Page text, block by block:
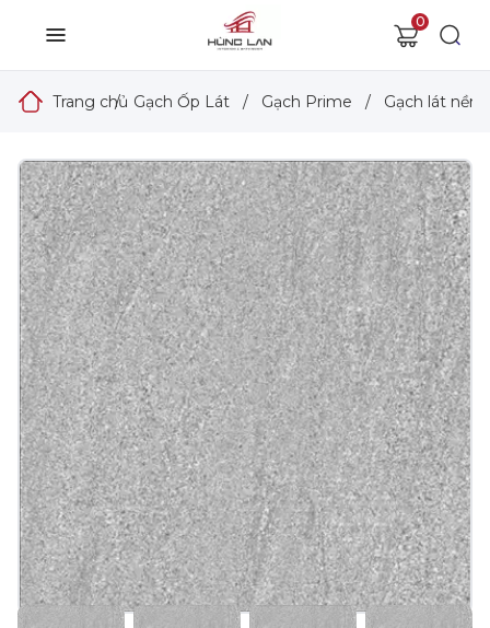
0
Trang chủ
/ Gạch Ốp Lát / Gạch Prime / Gạch lát nền